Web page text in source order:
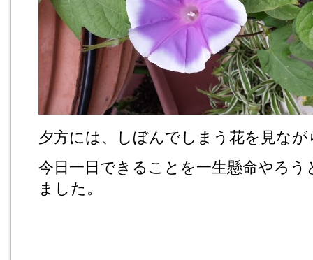
夕方には、しぼんでしまう花を見なが
今日一日できることを一生懸命やろう
ました。